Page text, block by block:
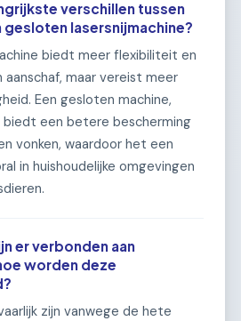
verschillen tussen
gesloten lasersnijmachine?
biedt meer flexibiliteit en
aanschaf, maar vereist meer
Een gesloten machine,
biedt een betere bescherming
vonken, waardoor het een
in huishoudelijke omgevingen
er verbonden aan
worden deze
zijn vanwege de hete